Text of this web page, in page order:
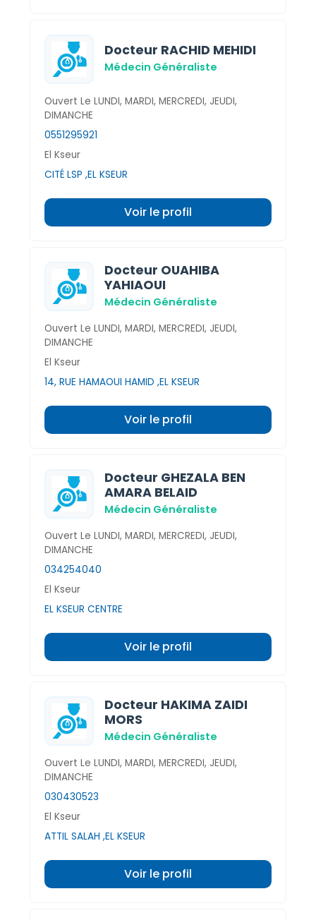
Docteur RACHID MEHIDI
Médecin Généraliste
Ouvert Le LUNDI, MARDI, MERCREDI, JEUDI,
DIMANCHE
0551295921
El Kseur
CITÉ LSP ,EL KSEUR
Voir le profil
Docteur OUAHIBA
YAHIAOUI
Médecin Généraliste
Ouvert Le LUNDI, MARDI, MERCREDI, JEUDI,
DIMANCHE
El Kseur
14, RUE HAMAOUI HAMID ,EL KSEUR
Voir le profil
Docteur GHEZALA BEN
AMARA BELAID
Médecin Généraliste
Ouvert Le LUNDI, MARDI, MERCREDI, JEUDI,
DIMANCHE
034254040
El Kseur
EL KSEUR CENTRE
Voir le profil
Docteur HAKIMA ZAIDI
MORS
Médecin Généraliste
Ouvert Le LUNDI, MARDI, MERCREDI, JEUDI,
DIMANCHE
030430523
El Kseur
ATTIL SALAH ,EL KSEUR
Voir le profil